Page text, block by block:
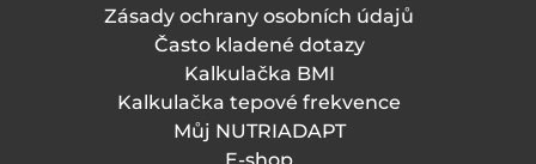
Zásady ochrany osobních údajů
Často kladené dotazy
Kalkulačka BMI
Kalkulačka tepové frekvence
Můj NUTRIADAPT